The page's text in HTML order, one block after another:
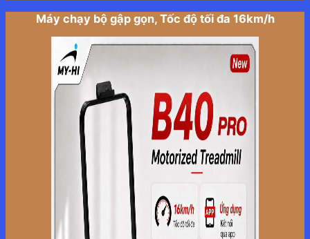
Máy chạy bộ gập gọn, Tốc độ tối đa 16km/h